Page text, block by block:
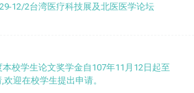
12/2台湾医疗科技展及北医医学论坛
本校学生论文奖学金自107年11月12日起至
迎在校学生提出申请。